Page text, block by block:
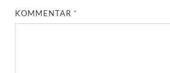
KOMMENTAR *